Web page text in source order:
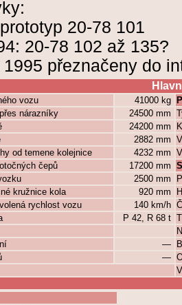
20-78 101
20-78 102 až 135?
přeznačeny do
vozu 41000 kg
nárazníky
24500 mm
24200 mm
2882 mm
od temene kolejnice
4232 mm
čepů
17200 mm
2500 mm
kružnice kola
920 mm
rychlost vozu
140 km/h
P 42, R 68 t
—
—